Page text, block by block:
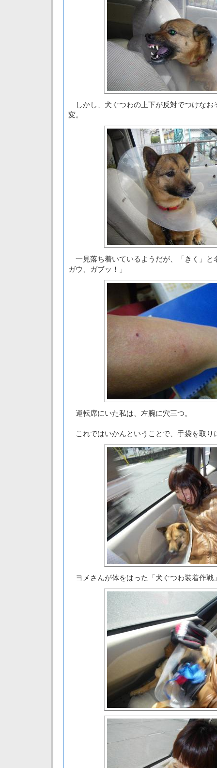
しかし、犬ぐつわの上下が反対でつけなお
変。
一見落ち着いているようだが、「きく」と
ガウ、ガブッ！」
運転席にいた私は、左腕に穴三つ。
これではいかんということで、手袋を取り
ヨメさんが体をはった「犬ぐつわ装着作戦